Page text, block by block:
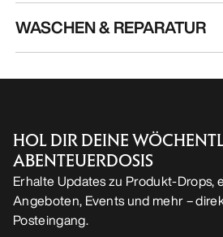
WASCHEN & REPARATUR
HOL DIR DEINE
ABENTEUERDOSIS
Erhalte Updates zu Produkt-Drops,
Angeboten, Events und mehr –
Posteingang.